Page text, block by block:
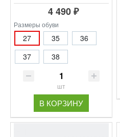
4 490 ₽
Размеры обуви
27 35
36
37
38
шт
В КОРЗИНУ